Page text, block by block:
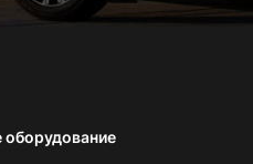
оборудование